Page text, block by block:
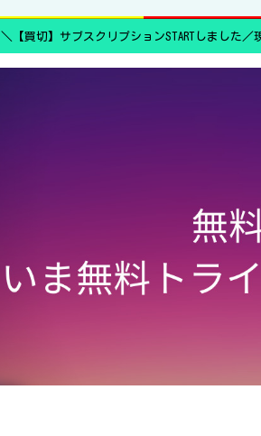
＼【買切】サブスクリプションSTARTしました